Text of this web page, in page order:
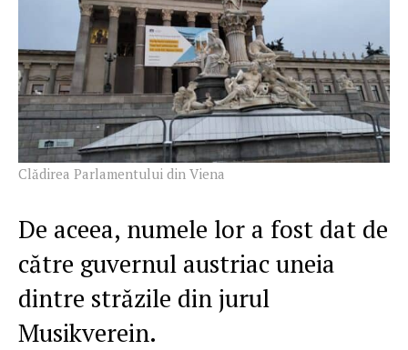
FREEDOM HOUSE ROMÂNIA
PRESShub
Despre noi / Echipa
Contact
Clădirea Parlamentului din Viena
De aceea, numele lor a fost dat de
către guvernul austriac uneia
dintre străzile din jurul
Musikverein.